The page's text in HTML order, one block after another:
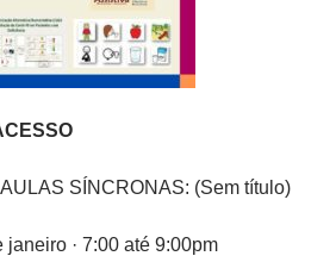
SÍNCRONAS: (Sem título)
janeiro · 7:00 até 9:00pm